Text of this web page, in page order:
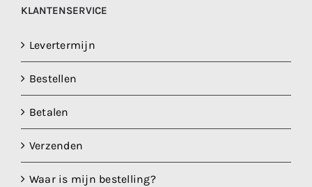
KLANTENSERVICE
Levertermijn
Bestellen
Betalen
Verzenden
Waar is mijn bestelling?